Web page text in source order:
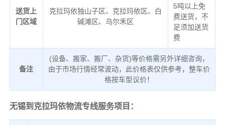
送货上
门区域
克拉玛依独山子区、克拉玛依区、白
碱滩区、乌尔禾区
5吨以上免
费送货，不
足须加送货
费
备注
(设备、搬家、搬厂、杂货)等价格需另外详细咨询，
由于市场行情经常波动，此价格表仅供参考，整车价
格按车型议价！
无锡到克拉玛依物流专线服务项目：